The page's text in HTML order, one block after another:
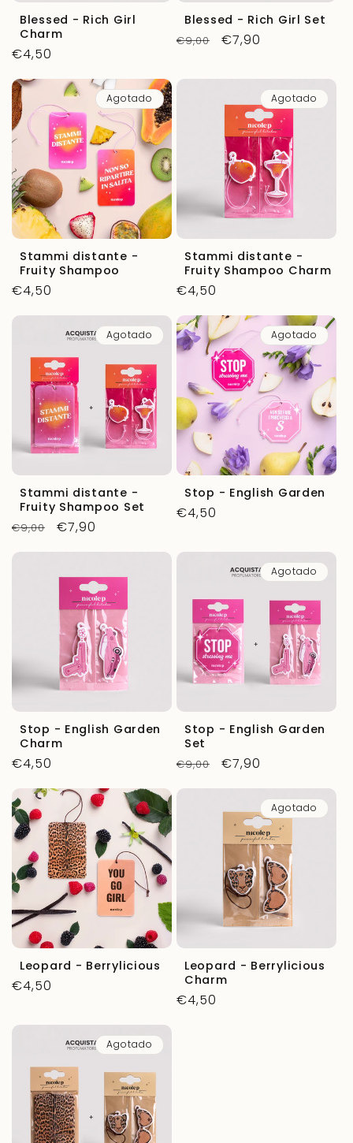
Blessed - Rich Girl
Charm
Precio
€4,50
Blessed - Rich Girl Set
Precio
€9,00
Precio
oferta
€7,90
Agotado
Stammi distante -
Fruity Shampoo
Precio
€4,50
Agotado
Stammi distante -
Fruity Shampoo Charm
Precio
€4,50
Agotado
Stammi distante -
Fruity Shampoo Set
Precio
€9,00
Precio
€7,90
Agotado
Stop - English Garden
Precio
€4,50
Stop - English Garden
Charm
Precio
€4,50
Agotado
Stop - English Garden
Set
Precio
€9,00
Precio
oferta
€7,90
Leopard - Berrylicious
Precio
€4,50
Agotado
Leopard - Berrylicious
Charm
Precio
€4,50
Agotado